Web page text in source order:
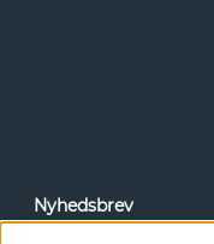
Nyhedsbrev